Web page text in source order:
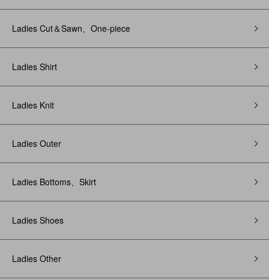
Ladies Cut＆Sawn、One-piece
Ladies Shirt
Ladies Knit
Ladies Outer
Ladies Bottoms、Skirt
Ladies Shoes
Ladies Other